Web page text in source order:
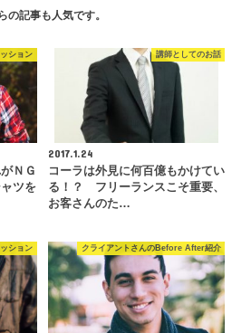
の記事も人気です。
ション
ＮＧ
ツを
講師としてのお話
2017.1.24
コーラは外見に何百億もかけてい
る！？ フリーランスこそ重要、
お客さんのた…
ション クライアントさんのBefore After紹介